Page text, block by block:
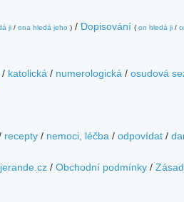
ji / ona hledá jeho ) / Dopisování ( on hledá ji /
/ katolická / numerologická / osudová
recepty / nemoci, léčba / odpovídat /
/ Obchodní podmínky /